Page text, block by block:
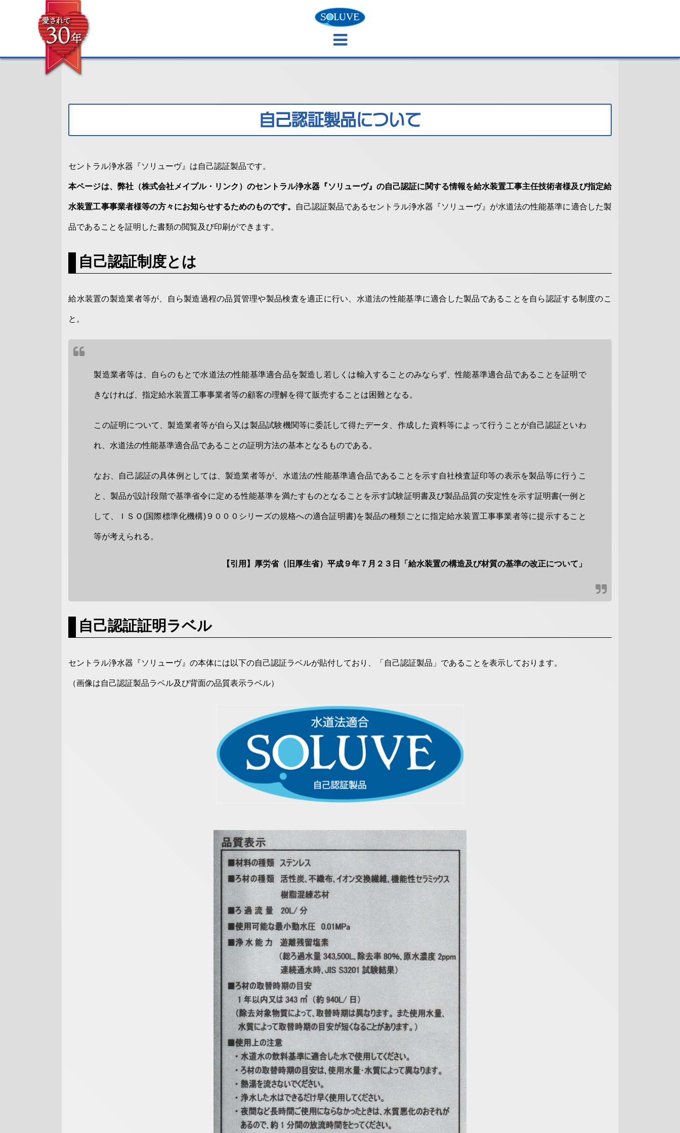
自己認証製品について
セントラル浄水器『ソリューヴ』は自己認証製品です。
本ページは、弊社（株式会社メイプル・リンク）のセントラル浄水器『ソリューヴ』の自己認証に関する情報を給水装置工事主任技術者様及び指定給
水装置工事事業者様等の方々にお知らせするためのものです。 自己認証製品であるセントラル浄水器『ソリューヴ』が水道法の性能基準に適合した製
品であることを証明した書類の閲覧及び印刷ができます。
自己認証制度とは
給水装置の製造業者等が、自ら製造過程の品質管理や製品検査を適正に行い、水道法の性能基準に適合した製品であることを自ら認証する制度のこ
と。
製造業者等は、自らのもとで水道法の性能基準適合品を製造し若しくは輸入することのみならず、性能基準適合品であることを証明で
きなければ、指定給水装置工事事業者等の顧客の理解を得て販売することは困難となる。
この証明について、製造業者等が自ら又は製品試験機関等に委託して得たデータ、作成した資料等によって行うことが自己認証といわ
れ、水道法の性能基準適合品であることの証明方法の基本となるものである。
なお、自己認証の具体例としては、製造業者等が、水道法の性能基準適合品であることを示す自社検査証印等の表示を製品等に行うこ
と、製品が設計段階で基準省令に定める性能基準を満たすものとなることを示す試験証明書及び製品品質の安定性を示す証明書(一例と
して、ＩＳＯ(国際標準化機構)９０００シリーズの規格への適合証明書)を製品の種類ごとに指定給水装置工事事業者等に提示すること
等が考えられる。
【引用】厚労省（旧厚生省）平成９年７月２３日「給水装置の構造及び材質の基準の改正について」
自己認証証明ラベル
セントラル浄水器『ソリューヴ』の本体には以下の自己認証ラベルが貼付しており、「自己認証製品」であることを表示しております。
（画像は自己認証製品ラベル及び背面の品質表示ラベル）